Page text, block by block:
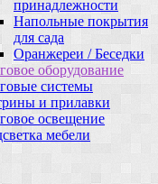
принадлежности
Напольные покрытия
для сада
Оранжереи / Беседки
оборудование
системы
и прилавки
освещение
мебели